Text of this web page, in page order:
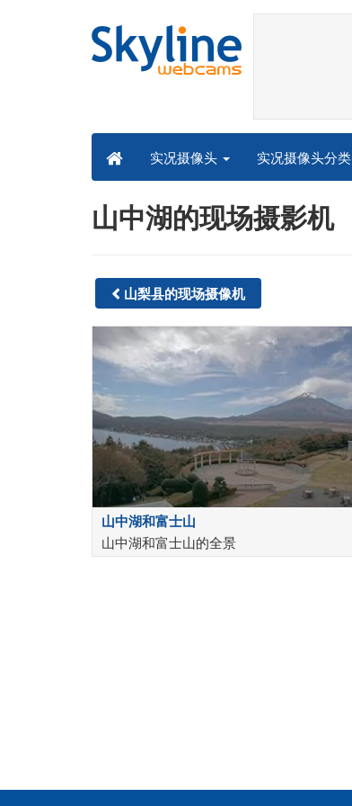
实况摄像头 实况摄像头分类
山中湖的现场摄影机
山梨县的现场摄像机
山中湖和富士山
山中湖和富士山的全景